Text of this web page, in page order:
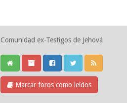
Comunidad ex-Testigos de Jehová
Marcar foros como leídos